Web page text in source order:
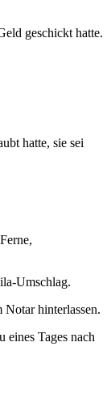
geschickt hatte.
hatte, sie sei
Umschlag.
hinterlassen.
eines Tages nach